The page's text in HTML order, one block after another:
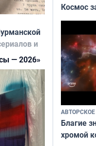
и
— 2026»
Космос
АВТОРСКОЕ
Благие
хромой